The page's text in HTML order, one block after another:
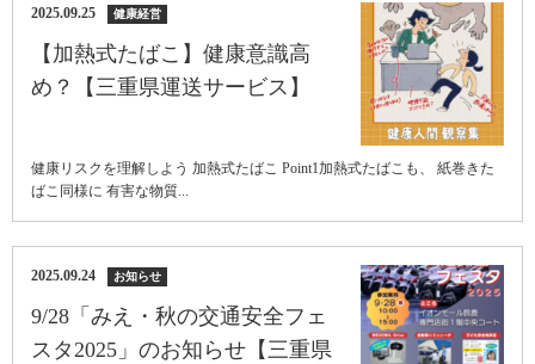
2025.09.25 健康経営
【加熱式たばこ】健康意識高
め？【三重県運送サービス】
健康リスクを理解しよう 加熱式たばこ Point1加熱式たばこも、 紙巻きた
ばこ同様に 有害な物質...
2025.09.24 お知らせ
9/28「みえ・秋の交通安全フェ
スタ2025」のお知らせ【三重県